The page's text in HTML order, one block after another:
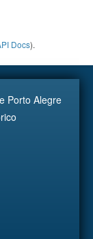
Docs).
Porto Alegre